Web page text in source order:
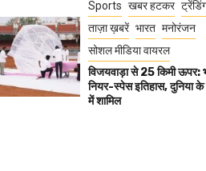
Sports खबर हटकर
ताज़ा ख़बरें भारत मनोरंजन
सोशल मीडिया वायरल
विजयवाड़ा से 25 किमी ऊपर:
नियर-स्पेस इतिहास, दुनिया के
में शामिल